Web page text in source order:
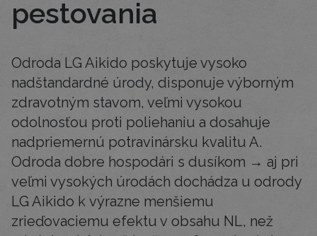
pestovania
Odroda LG Aikido poskytuje vysoko
nadštandardné úrody, disponuje výborným
zdravotným stavom, veľmi vysokou
odolnosťou proti poliehaniu a dosahuje
nadpriemernú potravinársku kvalitu A.
Odroda dobre hospodári s dusíkom → aj pri
veľmi vysokých úrodách dochádza u odrody
LG Aikido k výrazne menšiemu
zrieďovaciemu efektu v obsahu NL, než